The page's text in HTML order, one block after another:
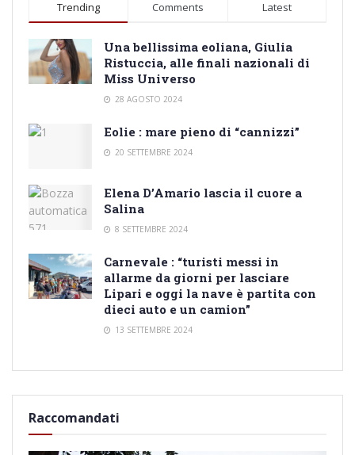
Trending Comments Latest
Una bellissima eoliana, Giulia
Ristuccia, alle finali nazionali di
Miss Universo
28 AGOSTO 2024
Eolie : mare pieno di “cannizzi”
20 SETTEMBRE 2024
Elena D’Amario lascia il cuore a
Salina
8 SETTEMBRE 2024
Carnevale : “turisti messi in
allarme da giorni per lasciare
Lipari e oggi la nave è partita con
dieci auto e un camion”
13 SETTEMBRE 2024
Raccomandati